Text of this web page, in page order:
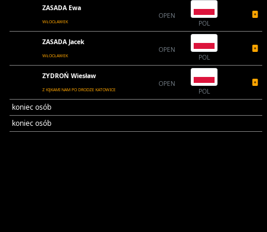
ZASADA Ewa
WŁOCŁAWEK
OPEN
POL
ZASADA Jacek
WŁOCŁAWEK
OPEN
POL
ZYDROŃ Wiesław
Z KIJKAMI NAM PO DRODZE KATOWICE
OPEN
POL
koniec osób
koniec osób